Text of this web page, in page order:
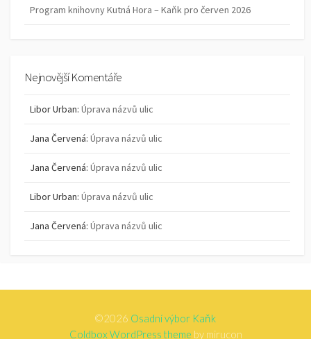
Program knihovny Kutná Hora – Kaňk pro červen 2026
Nejnovější Komentáře
Libor Urban: Úprava názvů ulic
Jana Červená: Úprava názvů ulic
Jana Červená: Úprava názvů ulic
Libor Urban: Úprava názvů ulic
Jana Červená: Úprava názvů ulic
©2026 Osadní výbor Kaňk
Coldbox WordPress theme by mirucon